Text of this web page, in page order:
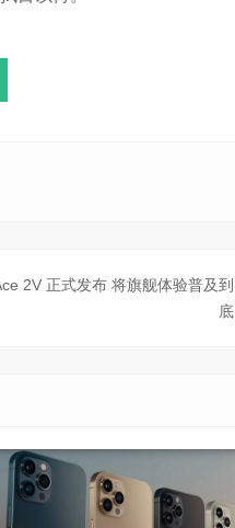
2V 正式发布 将旗舰体验普及到
底